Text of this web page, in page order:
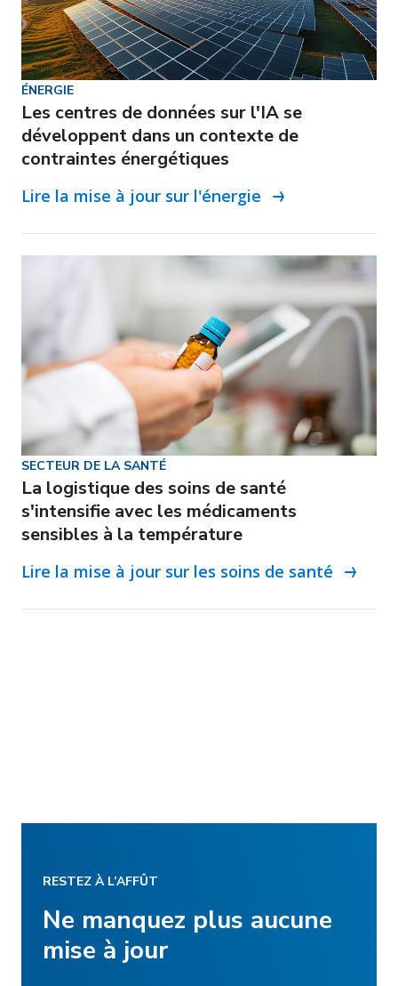
ÉNERGIE
Les centres de données sur l'IA se
développent dans un contexte de
contraintes énergétiques
Lire la mise à jour sur l'énergie
SECTEUR DE LA SANTÉ
La logistique des soins de santé
s'intensifie avec les médicaments
sensibles à la température
Lire la mise à jour sur les soins de santé
RESTEZ À L’AFFÛT
Ne manquez plus aucune
mise à jour